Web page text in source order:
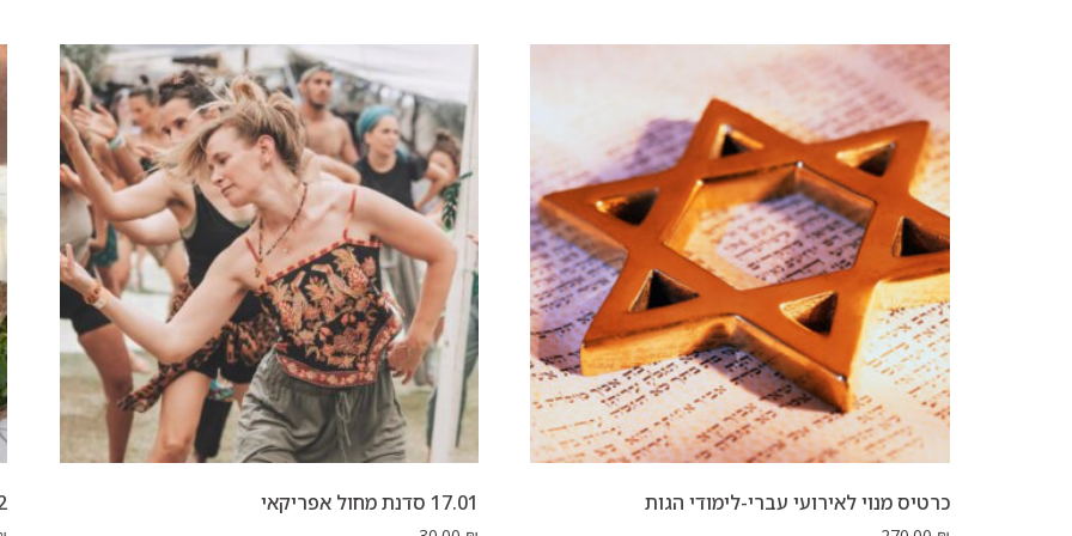
כרטיס מנוי לאירועי עברי-לימודי הגות 17.01 סדנת מחול אפריקאי